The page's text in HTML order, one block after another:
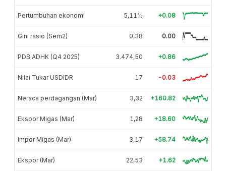
Pertumbuhan ekonomi 5,11% +0.08
Gini rasio (Sem2) 0,38 0.00
PDB ADHK (Q4 2025) 3.474,50 +0.86
Nilai Tukar USDIDR 17 -0.03
Neraca perdagangan (Mar) 3,32 +160.82
Ekspor Migas (Mar) 1,28 +18.60
Impor Migas (Mar) 3,17 +58.74
Ekspor (Mar) 22,53 +1.62